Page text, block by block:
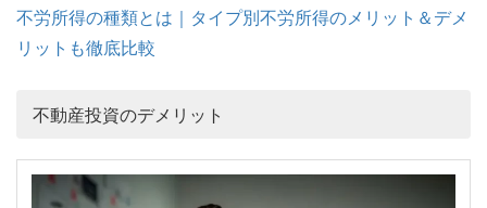
不労所得の種類とは｜タイプ別不労所得のメリット＆デメ
リットも徹底比較
不動産投資のデメリット